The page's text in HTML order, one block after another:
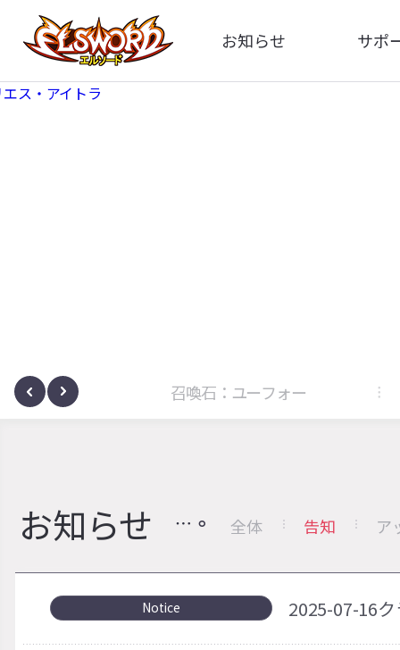
お知らせ
全体
サポ
サノヴァ 召喚石：ユーフォー
お知らせ 全体 告知 ア
Notice 2025-07-16